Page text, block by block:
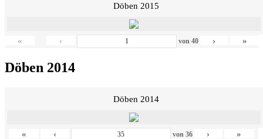
Döben 2015
« ‹ von 40 › »
Döben 2014
Döben 2014
« ‹ von 36 › »